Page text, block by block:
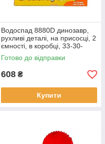
Водоспад 8880D динозавр,
рухливі деталі, на присосці, 2
ємності, в коробці, 33-30-
14см
Готово до відправки
608 ₴
Купити